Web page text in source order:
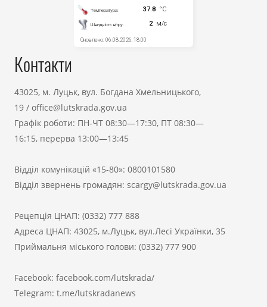
Контакти
43025, м. Луцьк, вул. Богдана Хмельницького,
19 / office@lutskrada.gov.ua
Графік роботи: ПН-ЧТ 08:30—17:30, ПТ 08:30—
16:15, перерва 13:00—13:45
Відділ комунікацій «15-80»: 0800101580
Відділ звернень громадян: scargy@lutskrada.gov.ua
Рецепція ЦНАП: (0332) 777 888
Адреса ЦНАП: 43025, м.Луцьк, вул.Лесі Українки, 35
Приймальня міського голови: (0332) 777 900
Facebook: facebook.com/lutskrada/
Telegram: t.me/lutskradanews